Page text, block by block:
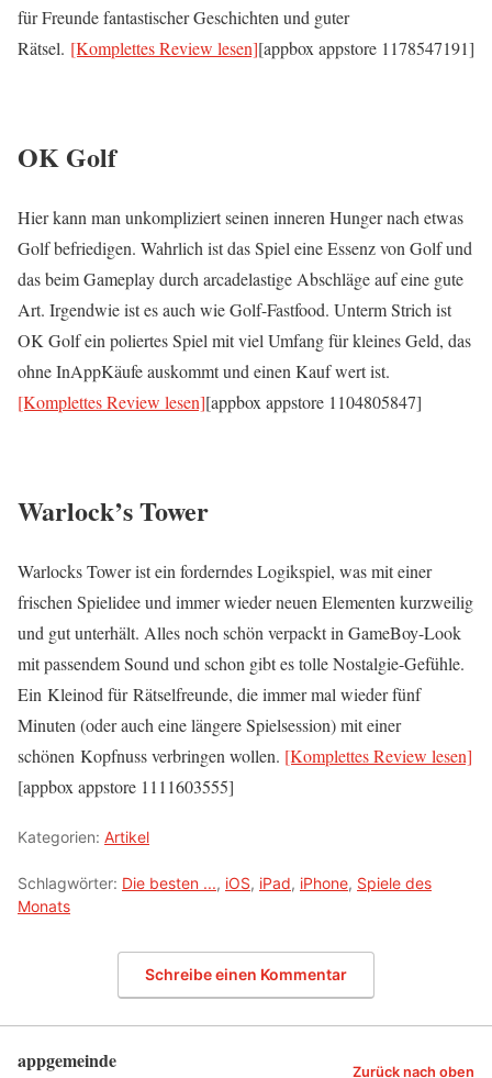
für Freunde fantastischer Geschichten und guter
Rätsel. [Komplettes Review lesen][appbox appstore 1178547191]
OK Golf
Hier kann man unkompliziert seinen inneren Hunger nach etwas
Golf befriedigen. Wahrlich ist das Spiel eine Essenz von Golf und
das beim Gameplay durch arcadelastige Abschläge auf eine gute
Art. Irgendwie ist es auch wie Golf-Fastfood. Unterm Strich ist
OK Golf ein poliertes Spiel mit viel Umfang für kleines Geld, das
ohne InAppKäufe auskommt und einen Kauf wert ist.
[Komplettes Review lesen][appbox appstore 1104805847]
Warlock’s Tower
Warlocks Tower ist ein forderndes Logikspiel, was mit einer
frischen Spielidee und immer wieder neuen Elementen kurzweilig
und gut unterhält. Alles noch schön verpackt in GameBoy-Look
mit passendem Sound und schon gibt es tolle Nostalgie-Gefühle.
Ein Kleinod für Rätselfreunde, die immer mal wieder fünf
Minuten (oder auch eine längere Spielsession) mit einer
schönen Kopfnuss verbringen wollen. [Komplettes Review lesen]
[appbox appstore 1111603555]
Kategorien: Artikel
Schlagwörter: Die besten ..., iOS, iPad, iPhone, Spiele des
Monats
Schreibe einen Kommentar
appgemeinde Zurück nach oben